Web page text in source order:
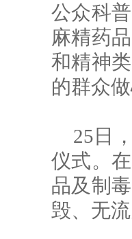
公众科
麻精药
和精神
的群众
25日
仪式。
品及制
毁、无